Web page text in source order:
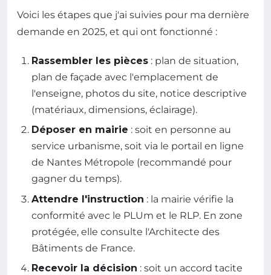
Voici les étapes que j'ai suivies pour ma dernière
demande en 2025, et qui ont fonctionné :
Rassembler les pièces : plan de situation,
plan de façade avec l'emplacement de
l'enseigne, photos du site, notice descriptive
(matériaux, dimensions, éclairage).
Déposer en mairie : soit en personne au
service urbanisme, soit via le portail en ligne
de Nantes Métropole (recommandé pour
gagner du temps).
Attendre l'instruction : la mairie vérifie la
conformité avec le PLUm et le RLP. En zone
protégée, elle consulte l'Architecte des
Bâtiments de France.
Recevoir la décision : soit un accord tacite